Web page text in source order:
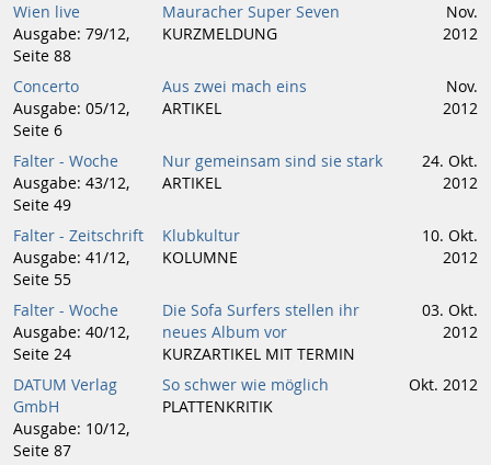
Wien live
Ausgabe: 79/12,
Seite 88
Mauracher Super Seven
KURZMELDUNG
Nov.
2012
Concerto
Ausgabe: 05/12,
Seite 6
Aus zwei mach eins
ARTIKEL
Nov.
2012
Falter - Woche
Ausgabe: 43/12,
Seite 49
Nur gemeinsam sind sie stark
ARTIKEL
24. Okt.
2012
Falter - Zeitschrift
Ausgabe: 41/12,
Seite 55
Klubkultur
KOLUMNE
10. Okt.
2012
Falter - Woche
Ausgabe: 40/12,
Seite 24
Die Sofa Surfers stellen ihr
neues Album vor
KURZARTIKEL MIT TERMIN
03. Okt.
2012
DATUM Verlag
GmbH
Ausgabe: 10/12,
Seite 87
So schwer wie möglich
PLATTENKRITIK
Okt. 2012